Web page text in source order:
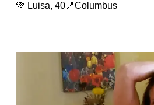
💚 Luisa, 40📍Columbus